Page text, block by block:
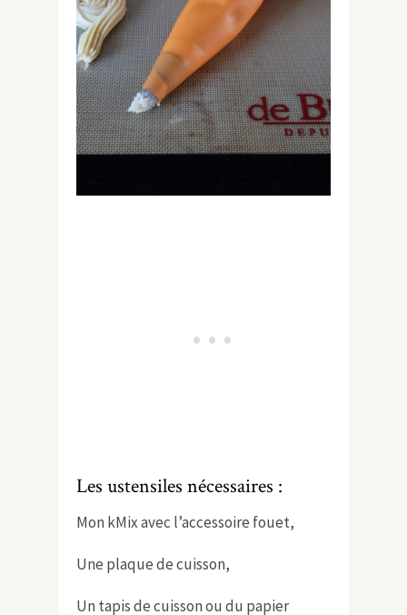
Les ustensiles nécessaires :
Mon kMix avec l’accessoire fouet,
Une plaque de cuisson,
Un tapis de cuisson ou du papier